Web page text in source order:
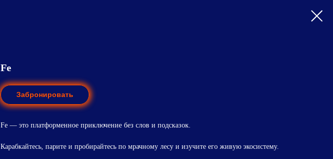
Fe
Забронировать
Fe — это платформенное приключение без слов и подсказок.
Карабкайтесь, парите и пробирайтесь по мрачному лесу и изучите его живую экосистему.